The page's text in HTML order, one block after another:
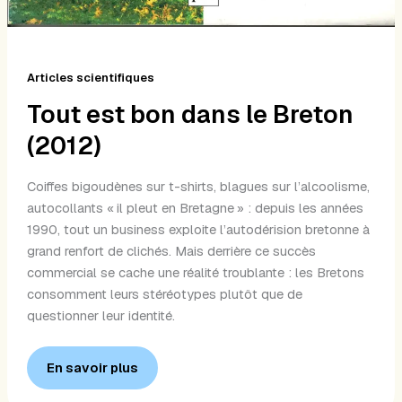
Articles scientifiques
Tout est bon dans le Breton
(2012)
Coiffes bigoudènes sur t-shirts, blagues sur l’alcoolisme,
autocollants « il pleut en Bretagne » : depuis les années
1990, tout un business exploite l’autodérision bretonne à
grand renfort de clichés. Mais derrière ce succès
commercial se cache une réalité troublante : les Bretons
consomment leurs stéréotypes plutôt que de
questionner leur identité.
En savoir plus